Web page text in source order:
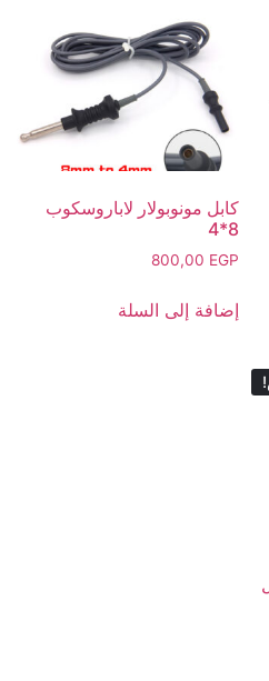
كابل مونوبولار لاباروسكوب
8*4
800,00EGP
إضافة إلى السلة